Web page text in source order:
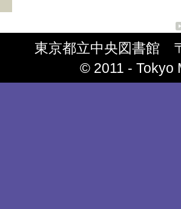
東京都立中央図書館
© 2011 ‐ Tokyo